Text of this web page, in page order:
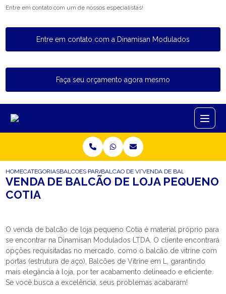
Entre em contato com um de nossos especialistas!
Entre em contato com a Dinamisan Modulados
Faça seu orçamento agora mesmo
HOMECATEGORIASBALCOES PARA LOJABALCAO DE VITRINE PARA LOJA
VENDA DE BALCAO DE LOJA
VENDA DE BALCÃO DE LOJA PEQUENO
COTIA
O venda de balcão de loja pequeno Cotia é material próprio para
se encontrar na Dinamisan Modulados LTDA. O cliente encontrará
opções requisitadas no mercado, como o balcão de vitrine com
portas (estrutura de aço), Balcões de Vitrine em L, garantindo
mais elegância à loja, por ter acabamento delineado e eficiente.
Se você busca a excelência, seus problemas acabaram!